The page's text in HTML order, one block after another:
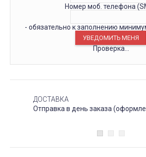
Номер моб. телефона
- обязательно к заполнению
Проверка...
ДОСТАВКА
Отправка в день заказа